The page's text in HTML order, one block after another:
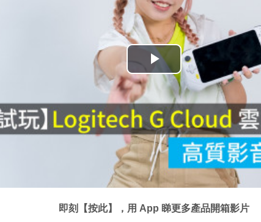
播
放
影
片
即刻【按此】，用 App 睇更多產品開箱影片